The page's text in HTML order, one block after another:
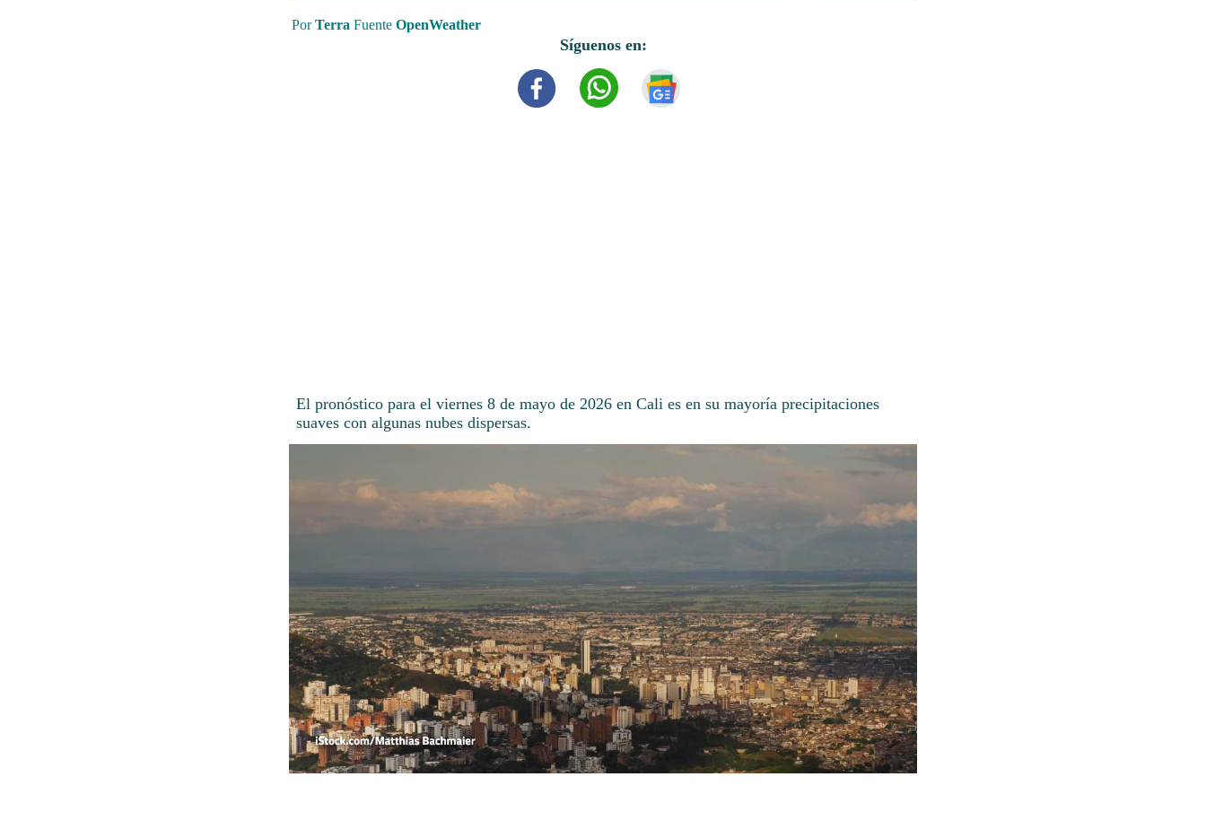
PorTerra Fuente OpenWeather
Síguenos en:
El pronóstico para el viernes 8 de mayo de 2026 en Cali es en su mayoría precipitaciones
suaves con algunas nubes dispersas.